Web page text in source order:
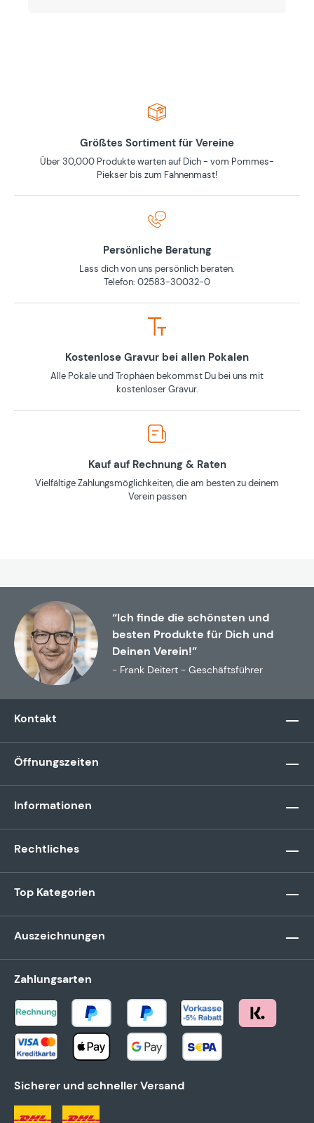
Größtes Sortiment für Vereine
Über 30,000 Produkte warten auf Dich - vom Pommes-
Piekser bis zum Fahnenmast!
Persönliche Beratung
Lass dich von uns persönlich beraten.
Telefon: 02583-30032-0
Kostenlose Gravur bei allen Pokalen
Alle Pokale und Trophäen bekommst Du bei uns mit
kostenloser Gravur.
Kauf auf Rechnung & Raten
Vielfältige Zahlungsmöglichkeiten, die am besten zu deinem
Verein passen
“Ich finde die schönsten und
besten Produkte für Dich und
Deinen Verein!”
- Frank Deitert - Geschäftsführer
Kontakt
Öffnungszeiten
Informationen
Rechtliches
Top Kategorien
Auszeichnungen
Zahlungsarten
Sicherer und schneller Versand